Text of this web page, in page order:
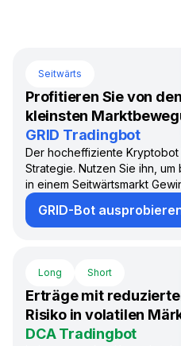
Seitwärts
Profitieren Sie von den
kleinsten
GRID Tradingbot
Der hocheffiziente
Strategie. Nutzen Sie ihn,
in einem Seitwärtsmarkt
GRID-Bot
Long Short
Erträge mit
Risiko in volatilen
DCA Tradingbot